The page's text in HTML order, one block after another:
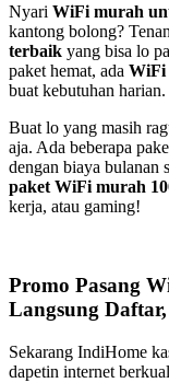
Nyari WiFi murah
kantong bolong?
terbaik yang bisa lo
paket hemat, ada WiFi
buat kebutuhan harian.
Buat lo yang masih
aja. Ada beberapa
dengan biaya bulanan
paket WiFi murah
kerja, atau gaming!
Promo Pasang
Langsung
Sekarang IndiHome
dapetin internet